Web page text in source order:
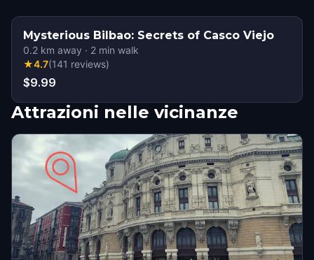
Mysterious Bilbao: Secrets of Casco Viejo
0.2 km away · 2 min walk
★4.7(141 reviews)
$9.99
Attrazioni nelle vicinanze